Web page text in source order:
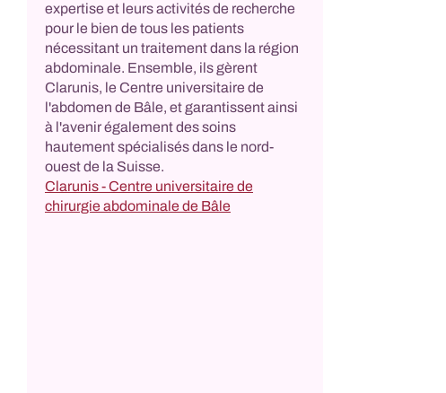
expertise et leurs activités de recherche
pour le bien de tous les patients
nécessitant un traitement dans la région
abdominale. Ensemble, ils gèrent
Clarunis, le Centre universitaire de
l'abdomen de Bâle, et garantissent ainsi
à l'avenir également des soins
hautement spécialisés dans le nord-
ouest de la Suisse.
Clarunis - Centre universitaire de
chirurgie abdominale de Bâle